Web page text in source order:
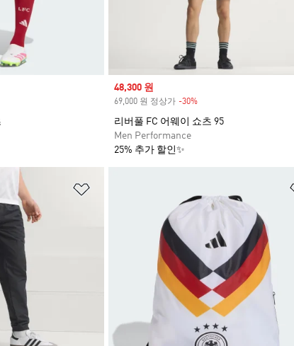
Sale price
48,300 원
69,000 원 정상가 -30%
리버풀 FC 어웨이 쇼츠 95
Men Performance
25% 추가 할인✨